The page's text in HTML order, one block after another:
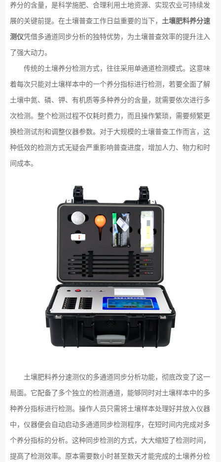
养分的含量，是科学施肥、合理利用土地资源、实现农业可持续发
展的关键前提。在土壤普查工作日益重要的当下， 土壤肥料养分速
测仪凭借多通道同步分析的独特优势，为土壤普查效率的提升注入
了强大动力。
传统的土壤养分检测方式，往往采用单通道检测模式。这意味
着每次只能对土壤样本中的一个养分指标进行检测，若要全面了解
土壤中氮、磷、钾、有机质等多种养分的含量，就需要依次进行多
次检测。整个检测过程不仅耗时费力，而且操作繁琐，需要频繁更
换检测试剂和调整仪器参数。对于大规模的土壤普查工作而言，这
种低效的检测方式无疑会严重影响普查进度，增加人力、物力和时
间成本。
土壤肥料养分速测仪的多通道同步分析功能，彻底改变了这一
局面。它配备了多个独立的检测通道，能够同时对土壤样本中的多
种养分指标进行检测。操作人员只需将土壤样本处理好并放入仪器
中，仪器便会自动启动多通道同步检测程序，在短时间内完成对多
个养分指标的分析。这种同步检测的方式，大大缩短了检测时间，
提高了检测效率。原本需要数小时甚至数天才能完成的土壤养分检